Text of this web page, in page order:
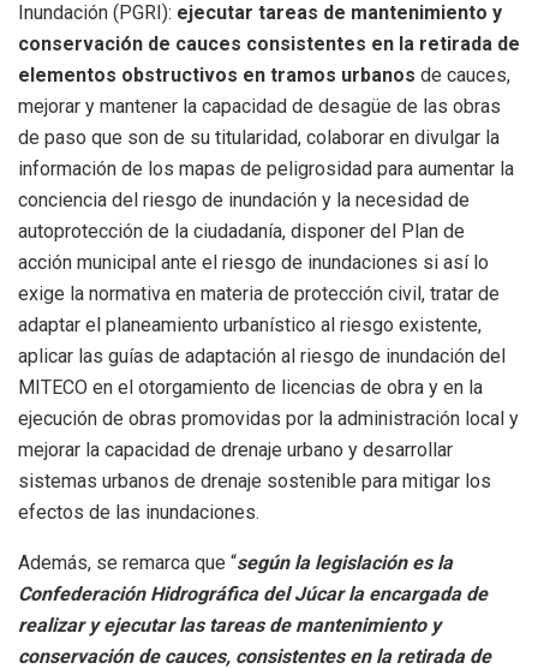
Inundación (PGRI): ejecutar tareas de mantenimiento y
conservación de cauces consistentes en la retirada de
elementos obstructivos en tramos urbanos de cauces,
mejorar y mantener la capacidad de desagüe de las obras
de paso que son de su titularidad, colaborar en divulgar la
información de los mapas de peligrosidad para aumentar la
conciencia del riesgo de inundación y la necesidad de
autoprotección de la ciudadanía, disponer del Plan de
acción municipal ante el riesgo de inundaciones si así lo
exige la normativa en materia de protección civil, tratar de
adaptar el planeamiento urbanístico al riesgo existente,
aplicar las guías de adaptación al riesgo de inundación del
MITECO en el otorgamiento de licencias de obra y en la
ejecución de obras promovidas por la administración local y
mejorar la capacidad de drenaje urbano y desarrollar
sistemas urbanos de drenaje sostenible para mitigar los
efectos de las inundaciones.
Además, se remarca que “según la legislación es la
Confederación Hidrográfica del Júcar la encargada de
realizar y ejecutar las tareas de mantenimiento y
conservación de cauces, consistentes en la retirada de